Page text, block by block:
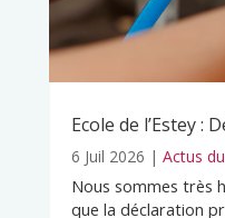
Ecole de l’Estey :
6 Juil 2026 | Actus
Nous sommes très
que la déclaration